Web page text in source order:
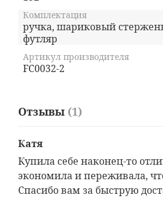
Комплектация
ручка, шариковый
футляр
Артикул производителя
FC0032-2
Отзывы (1)
Катя
Купила себе наконец-то
экономила и переживала,
Спасибо вам за быструю